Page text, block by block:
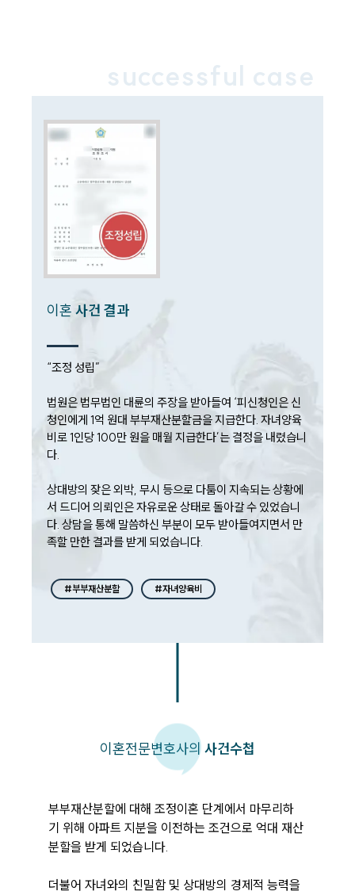
successful case
이혼 사건 결과
“조정 성립”
법원은 법무법인 대륜의 주장을 받아들여 ‘피신청인은 신
청인에게 1억 원대 부부재산분할금을 지급한다. 자녀양육
비로 1인당 100만 원을 매월 지급한다’는 결정을 내렸습니
다.
상대방의 잦은 외박, 무시 등으로 다툼이 지속되는 상황에
서 드디어 의뢰인은 자유로운 상태로 돌아갈 수 있었습니
다. 상담을 통해 말씀하신 부분이 모두 받아들여지면서 만
족할 만한 결과를 받게 되었습니다.
#부부재산분할 #자녀양육비
이혼전문변호사의사건수첩
부부재산분할에 대해 조정이혼 단계에서 마무리하
기 위해 아파트 지분을 이전하는 조건으로 억대 재산
분할을 받게 되었습니다.
더불어 자녀와의 친밀함 및 상대방의 경제적 능력을